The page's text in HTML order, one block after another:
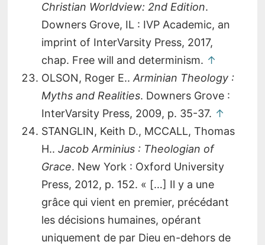
Christian Worldview: 2nd Edition.
Downers Grove, IL : IVP Academic, an
imprint of InterVarsity Press, 2017,
chap. Free will and determinism. ↑
OLSON, Roger E.. Arminian Theology :
Myths and Realities. Downers Grove :
InterVarsity Press, 2009, p. 35-37. ↑
STANGLIN, Keith D., MCCALL, Thomas
H.. Jacob Arminius : Theologian of
Grace. New York : Oxford University
Press, 2012, p. 152. « […] Il y a une
grâce qui vient en premier, précédant
les décisions humaines, opérant
uniquement de par Dieu en-dehors de